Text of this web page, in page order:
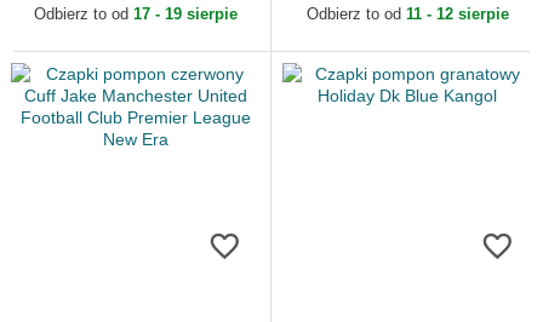
Odbierz to od 17 - 19 sierpie Odbierz to od 11 - 12 sierpie